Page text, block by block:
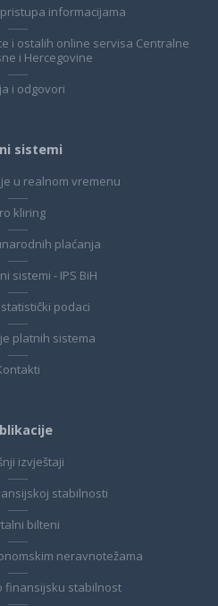
informacijama
i ostalih online servisa Centralne
i Hercegovine
i odgovori
sistemi
u realnom vremenu
kliring
plaćanja
sistemi - IPS BiH
podaci
platnih sistema
izvještaji
stabilnosti
bilteni
neravnotežama
finansijsku stabilnost